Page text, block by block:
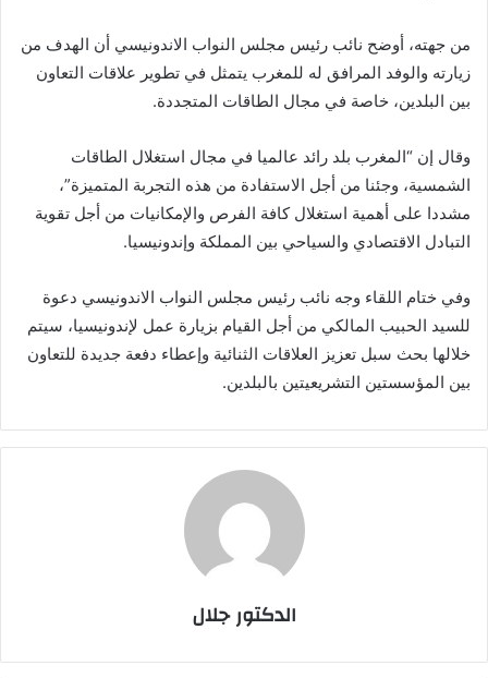
من جهته، أوضح نائب رئيس مجلس النواب الاندونيسي أن الهدف من
زيارته والوفد المرافق له للمغرب يتمثل في تطوير علاقات التعاون
بين البلدين، خاصة في مجال الطاقات المتجددة.
وقال إن “المغرب بلد رائد عالميا في مجال استغلال الطاقات
الشمسية، وجئنا من أجل الاستفادة من هذه التجربة المتميزة”،
مشددا على أهمية استغلال كافة الفرص والإمكانيات من أجل تقوية
التبادل الاقتصادي والسياحي بين المملكة وإندونيسيا.
وفي ختام اللقاء وجه نائب رئيس مجلس النواب الاندونيسي دعوة
للسيد الحبيب المالكي من أجل القيام بزيارة عمل لإندونيسيا، سيتم
خلالها بحث سبل تعزيز العلاقات الثنائية وإعطاء دفعة جديدة للتعاون
بين المؤسستين التشريعيتين بالبلدين.
الدكتور جلال